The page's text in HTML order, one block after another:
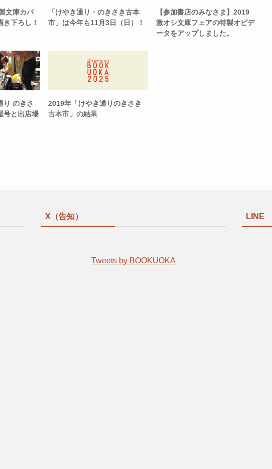
文庫カバ
き下ろし！
「けやき通り・のきさき古本
市」は今年も11月3日（日）！
【参加書店のみなさま】2019
激オシ文庫フェアの特製オビデ
ータをアップしました。
り のきさ
と出店場
2019年「けやき通りのきさき
古本市」の結果
X（告知）
Tweets by BOOKUOKA
LINE